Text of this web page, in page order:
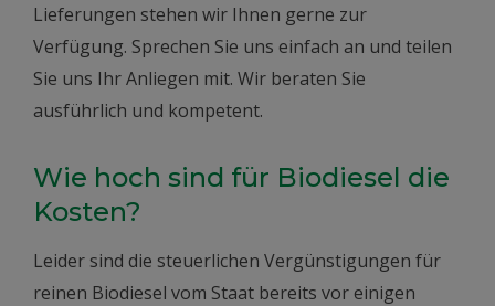
Lieferungen stehen wir Ihnen gerne zur
Verfügung. Sprechen Sie uns einfach an und teilen
Sie uns Ihr Anliegen mit. Wir beraten Sie
ausführlich und kompetent.
Wie hoch sind für Biodiesel die
Kosten?
Leider sind die steuerlichen Vergünstigungen für
reinen Biodiesel vom Staat bereits vor einigen